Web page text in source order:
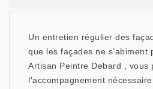
Un entretien régulier des
que les façades ne s’abiment
Artisan Peintre Debard , vous
l’accompagnement